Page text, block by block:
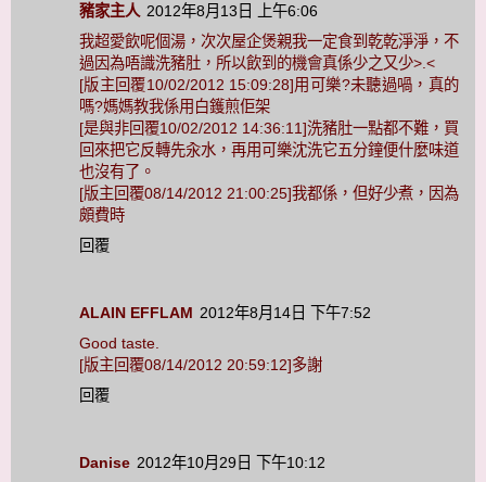
豬家主人 2012年8月13日 上午6:06
我超愛飲呢個湯，次次屋企煲親我一定食到乾乾淨淨，不
過因為唔識洗豬肚，所以飲到的機會真係少之又少>.<
[版主回覆10/02/2012 15:09:28]用可樂?未聽過喎，真的
嗎?媽媽教我係用白鑊煎佢架
[是與非回覆10/02/2012 14:36:11]洗豬肚一點都不難，買
回來把它反轉先汆水，再用可樂沈洗它五分鐘便什麼味道
也沒有了。
[版主回覆08/14/2012 21:00:25]我都係，但好少煮，因為
頗費時
回覆
ALAIN EFFLAM 2012年8月14日 下午7:52
Good taste.
[版主回覆08/14/2012 20:59:12]多謝
回覆
Danise 2012年10月29日 下午10:12